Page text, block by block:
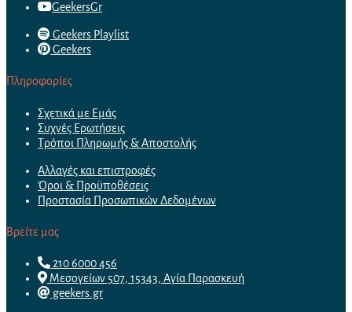
GeekersGr
Geekers Playlist
Geekers
Πληροφορίες
Σχετικά με Εμάς
Συχνές Ερωτήσεις
Τρόποι Πληρωμής & Αποστολής
Αλλαγές και επιστροφές
Όροι & Προϋποθέσεις
Προστασία Προσωπικών Δεδομένων
Βρείτε μας
210 6000 456
Μεσογείων 507, 15343, Αγία Παρασκευή
geekers.gr